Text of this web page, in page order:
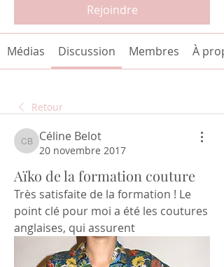
Rejoindre
Médias Discussion Membres À
Retour
Céline Belot
Céline Belot
20 novembre 2017
Aïko de la formation couture
Très satisfaite de la formation ! Le
point clé pour moi a été les coutures
anglaises, qui assurent